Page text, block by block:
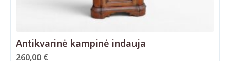
Antikvarinė kampinė indauja
260,00 €